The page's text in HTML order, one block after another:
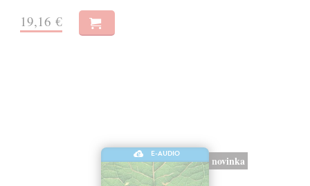
19,16 €
E-AUDIO
novinka